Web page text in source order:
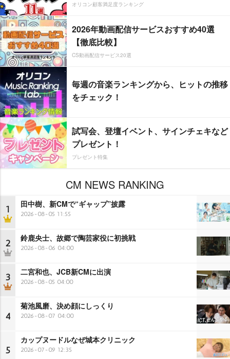
オリコン顧客満足度ランキング
2026年動画配信サービスおすすめ40選
【徹底比較】
CS動画配信サービス20選
毎週の音楽ランキングから、ヒットの推移
をチェック！
試写会、登壇イベント、サインチェキなど
プレゼント！
プレゼント特集
CM NEWS RANKING
1 田中樹、新CMで“ギャップ”披露
2026-08-05 11:55
2 鈴鹿央士、故郷で陶芸家役に初挑戦
2026-08-06 04:00
3 二宮和也、JCB新CMに出演
2026-08-05 04:00
4
菊池風磨、決め顔にしっくり
2026-08-07 04:00
5
カップヌードルなぜ城本クリニック
2026-07-09 12:35